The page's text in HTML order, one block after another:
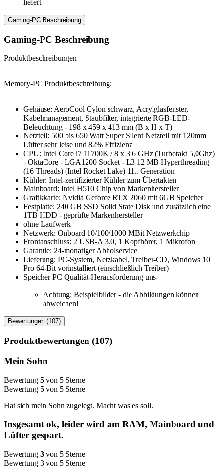
liefert
Gaming-PC Beschreibung
Gaming-PC Beschreibung
Produktbeschreibungen
Memory-PC Produktbeschreibung:
Gehäuse: AeroCool Cylon schwarz, Acrylglasfenster,
Kabelmanagement, Staubfilter, integrierte RGB-LED-
Beleuchtung - 198 x 459 x 413 mm (B x H x T)
Netzteil: 500 bis 650 Watt Super Silent Netzteil mit 120mm
Lüfter sehr leise und 82% Effizienz
CPU: Intel Core i7 11700K / 8 x 3.6 GHz (Turbotakt 5,0Ghz)
- OktaCore - LGA1200 Socket - L3 12 MB Hyperthreading
(16 Threads) (Intel Rocket Lake) 11.. Generation
Kühler: Intel-zertifizierter Kühler zum Übertakten
Mainboard: Intel H510 Chip von Markenhersteller
Grafikkarte: Nvidia Geforce RTX 2060 mit 6GB Speicher
Festplatte: 240 GB SSD Solid State Disk und zusätzlich eine
1TB HDD - geprüfte Markenhersteller
ohne Laufwerk
Netzwerk: Onboard 10/100/1000 MBit Netzwerkchip
Frontanschluss: 2 USB-A 3.0, 1 Kopfhörer, 1 Mikrofon
Garantie: 24-monatiger Abholservice
Lieferung: PC-System, Netzkabel, Treiber-CD, Windows 10
Pro 64-Bit vorinstalliert (einschließlich Treiber)
Speicher PC Qualität-Herausforderung uns-
Achtung: Beispielbilder - die Abbildungen können
abweichen!
Bewertungen (107)
Produktbewertungen (107)
Mein Sohn
Bewertung 5 von 5 Sterne
Bewertung 5 von 5 Sterne
Hat sich mein Sohn zugelegt. Macht was es soll.
Insgesamt ok, leider wird am RAM, Mainboard und
Lüfter gespart.
Bewertung 3 von 5 Sterne
Bewertung 3 von 5 Sterne